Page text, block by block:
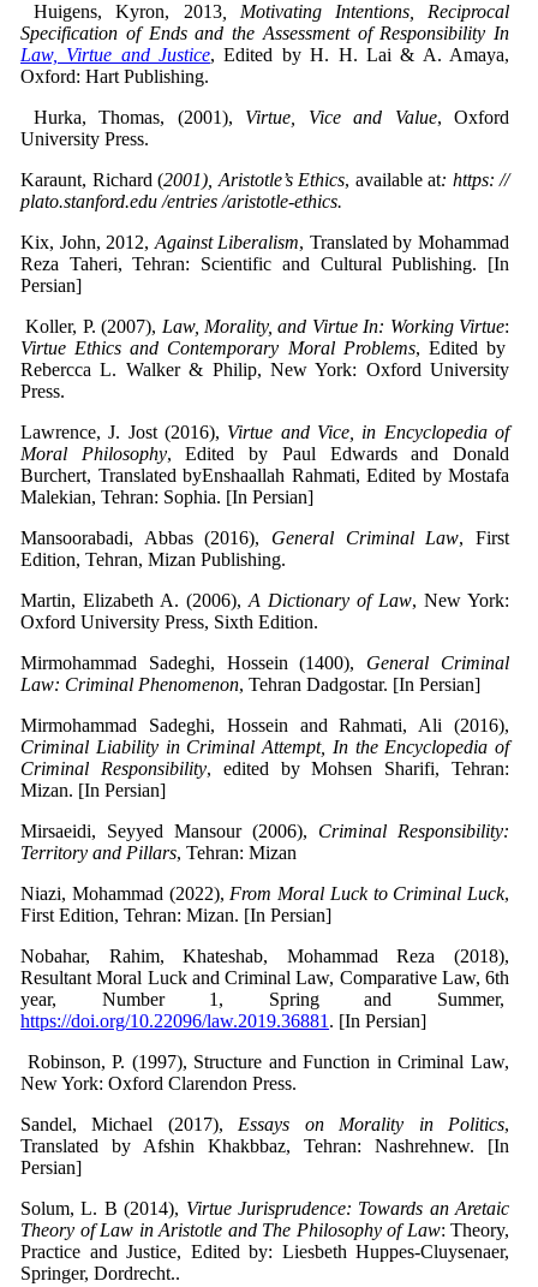
Huigens, Kyron, 2013, Motivating Intentions, Reciprocal
Specification of Ends and the Assessment of Responsibility In
Law, Virtue and Justice, Edited by H. H. Lai & A. Amaya,
Oxford: Hart Publishing.
Hurka, Thomas, (2001), Virtue, Vice and Value, Oxford
University Press.
Karaunt, Richard (2001) , Aristotle’s Ethics, available at: https: //
plato.stanford.edu /entries /aristotle-ethics.
Kix, John, 2012, Against Liberalism, Translated by Mohammad
Reza Taheri, Tehran: Scientific and Cultural Publishing. [In
Persian]
Koller, P. (2007), Law, Morality, and Virtue In: Working Virtue:
Virtue Ethics and Contemporary Moral Problems, Edited by
Rebercca L. Walker & Philip, New York: Oxford University
Press.
Lawrence, J. Jost (2016), Virtue and Vice, in Encyclopedia of
Moral Philosophy, Edited by Paul Edwards and Donald
Burchert, Translated byEnshaallah Rahmati, Edited by Mostafa
Malekian, Tehran: Sophia. [In Persian]
Mansoorabadi, Abbas (2016), General Criminal Law, First
Edition, Tehran, Mizan Publishing.
Martin, Elizabeth A. (2006), A Dictionary of Law, New York:
Oxford University Press, Sixth Edition.
Mirmohammad Sadeghi, Hossein (1400), General Criminal
Law: Criminal Phenomenon, Tehran Dadgostar. [In Persian]
Mirmohammad Sadeghi, Hossein and Rahmati, Ali (2016),
Criminal Liability in Criminal Attempt, In the Encyclopedia of
Criminal Responsibility, edited by Mohsen Sharifi, Tehran:
Mizan. [In Persian]
Mirsaeidi, Seyyed Mansour (2006), Criminal Responsibility:
Territory and Pillars, Tehran: Mizan
Niazi, Mohammad (2022), From Moral Luck to Criminal Luck,
First Edition, Tehran: Mizan. [In Persian]
Nobahar, Rahim, Khateshab, Mohammad Reza (2018),
Resultant Moral Luck and Criminal Law, Comparative Law, 6th
year, Number 1, Spring and Summer,
https://doi.org/10.22096/law.2019.36881 . [In Persian]
Robinson, P. (1997), Structure and Function in Criminal Law,
New York: Oxford Clarendon Press.
Sandel, Michael (2017), Essays on Morality in Politics,
Translated by Afshin Khakbbaz, Tehran: Nashrehnew. [In
Persian]
Solum, L. B (2014), Virtue Jurisprudence: Towards an Aretaic
Theory of Law in Aristotle and The Philosophy of Law: Theory,
Practice and Justice, Edited by: Liesbeth Huppes-Cluysenaer,
Springer, Dordrecht..